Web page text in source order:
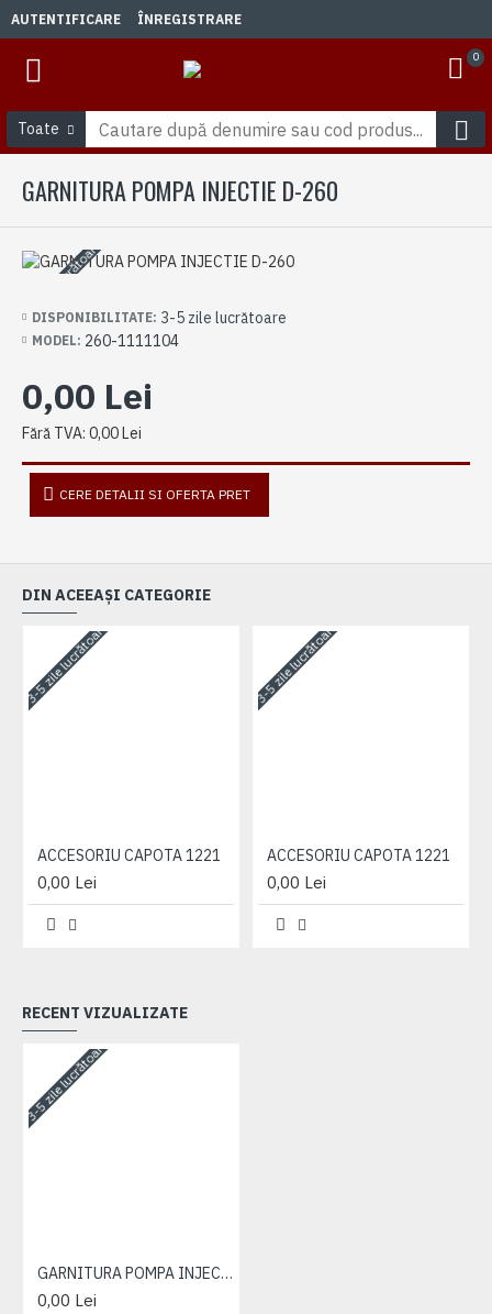
AUTENTIFICARE ÎNREGISTRARE
0
Toate
GARNITURA POMPA INJECTIE D-260
3-5 zile lucrătoare
DISPONIBILITATE: 3-5 zile lucrătoare
MODEL: 260-1111104
0,00 Lei
Fără TVA: 0,00 Lei
CERE DETALII SI OFERTA PRET
DIN ACEEAȘI CATEGORIE
3-5 zile lucrătoare
ACCESORIU CAPOTA 1221
0,00 Lei
3-5 zile lucrătoare
ACCESORIU CAPOTA 1221
0,00 Lei
RECENT VIZUALIZATE
3-5 zile lucrătoare
GARNITURA POMPA INJECTIE D-260
0,00 Lei